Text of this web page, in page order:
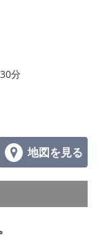
分
地図を見る